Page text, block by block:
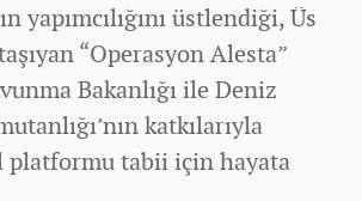
yapımcılığını üstlendiği, Üs
“Operasyon Alesta”
Bakanlığı ile Deniz
katkılarıyla
platformu tabii için hayata